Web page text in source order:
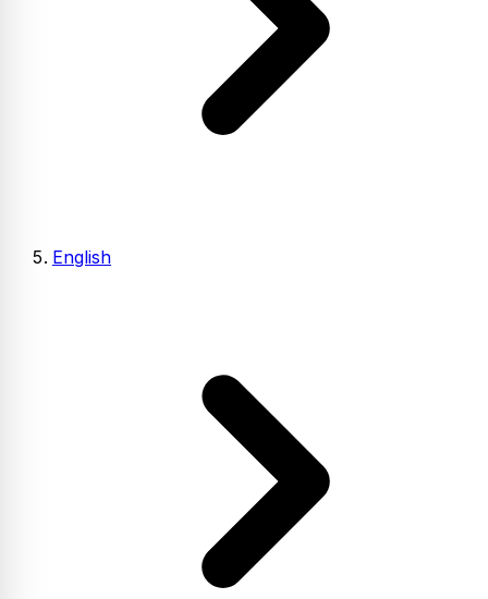
English